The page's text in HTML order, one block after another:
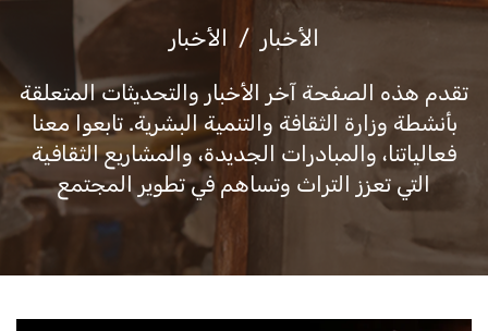
الأخبار الأخبار
تقدم هذه الصفحة آخر الأخبار والتحديثات المتعلقة
بأنشطة وزارة الثقافة والتنمية البشرية. تابعوا معنا
فعالياتنا، والمبادرات الجديدة، والمشاريع الثقافية
التي تعزز التراث وتساهم في تطوير المجتمع